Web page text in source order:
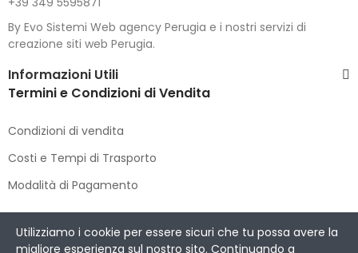
By Evo Sistemi Web agency Perugia e i nostri servizi di
creazione siti web Perugia.
Informazioni Utili
Termini e Condizioni di Vendita
Condizioni di vendita
Costi e Tempi di Trasporto
Modalità di Pagamento
Copyright © 2021 DIMENSIONE CACCIA E PESCA. All Rights
Reserved.
Utilizziamo i cookie per essere sicuri che tu possa avere la
migliore esperienza sul nostro sito. Continuando a